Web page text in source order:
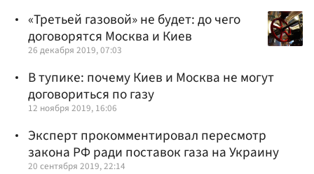
«Третьей газовой» не будет: до чего
договорятся Москва и Киев
26 декабря 2019, 07:03
В тупике: почему Киев и Москва не могут
договориться по газу
12 ноября 2019, 16:06
Эксперт прокомментировал пересмотр
закона РФ ради поставок газа на Украину
20 сентября 2019, 22:14